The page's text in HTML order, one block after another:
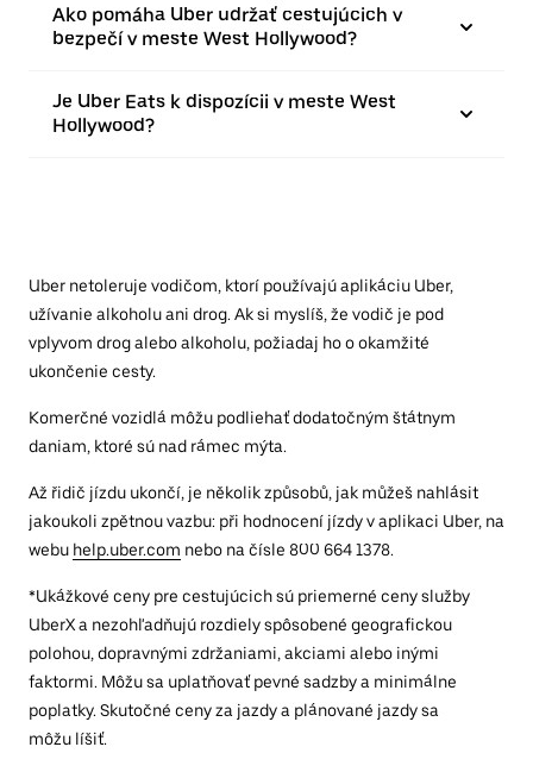
Ako pomáha Uber udržať cestujúcich v
bezpečí v meste West Hollywood?
Je Uber Eats k dispozícii v meste West
Hollywood?
Uber netoleruje vodičom, ktorí používajú aplikáciu Uber,
užívanie alkoholu ani drog. Ak si myslíš, že vodič je pod
vplyvom drog alebo alkoholu, požiadaj ho o okamžité
ukončenie cesty.
Komerčné vozidlá môžu podliehať dodatočným štátnym
daniam, ktoré sú nad rámec mýta.
Až řidič jízdu ukončí, je několik způsobů, jak můžeš nahlásit
jakoukoli zpětnou vazbu: při hodnocení jízdy v aplikaci Uber, na
webu help.uber.com nebo na čísle 800 664 1378.
*Ukážkové ceny pre cestujúcich sú priemerné ceny služby
UberX a nezohľadňujú rozdiely spôsobené geografickou
polohou, dopravnými zdržaniami, akciami alebo inými
faktormi. Môžu sa uplatňovať pevné sadzby a minimálne
poplatky. Skutočné ceny za jazdy a plánované jazdy sa
môžu líšiť.